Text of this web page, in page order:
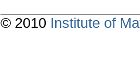
© 2010 Institute of